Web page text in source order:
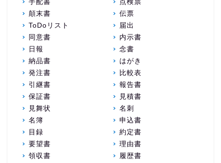
手配書
点検票
顛末書
伝票
ToDoリスト
届出
同意書
内示書
日報
念書
納品書
はがき
発注書
比較表
引継書
報告書
保証書
見積書
見舞状
名刺
名簿
申込書
目録
約定書
要望書
理由書
領収書
履歴書